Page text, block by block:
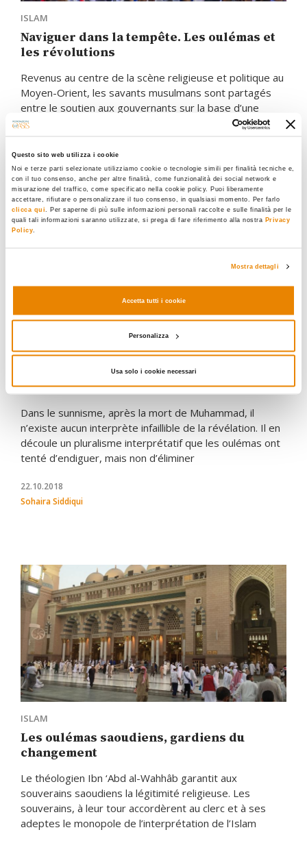
Questo sito web utilizza i cookie
Noi e terze parti selezionate utilizziamo cookie o tecnologie simili per finalità tecniche e,
con il tuo consenso, anche per altre finalità, come funzionalità dei social network e
misurazione del traffico, come specificato nella cookie policy. Puoi liberamente
accettare, rifiutare o personalizzare il tuo consenso, in qualsiasi momento. Per farlo
clicca qui
. Per saperne di più sulle informazioni personali raccolte e sulle finalità per le
quali tali informazioni saranno utilizzate, si prega di fare riferimento alla nostra Privacy
Policy
Mostra dettagli
Accetta tutti i cookie
Personalizza
Usa solo i cookie necessari
ISLAM
Naviguer dans la tempête. Les oulémas et
les révolutions
Revenus au centre de la scène religieuse et politique au
Moyen-Orient, les savants musulmans sont partagés
entre le soutien aux gouvernants sur la base d’une
hostilité commune à l’Islam politique, et la contestation
22.10.2018
Jakob Skovgaard-Petersen
La pluralité légitime de l’autorité sunnite
Dans le sunnisme, après la mort de Muhammad, il
n’existe aucun interprète infaillible de la révélation. Il en
découle un pluralisme interprétatif que les oulémas ont
tenté d’endiguer, mais non d’éliminer
22.10.2018
Sohaira Siddiqui
ISLAM
Les oulémas saoudiens, gardiens du
changement
Le théologien Ibn ‘Abd al-Wahhâb garantit aux
souverains saoudiens la légitimité religieuse. Les
souverains, à leur tour accordèrent au clerc et à ses
adeptes le monopole de l’interprétation de l’Islam